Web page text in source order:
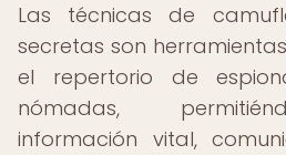
Las técnicas de
secretas son
el repertorio de
nómadas,
información vital,